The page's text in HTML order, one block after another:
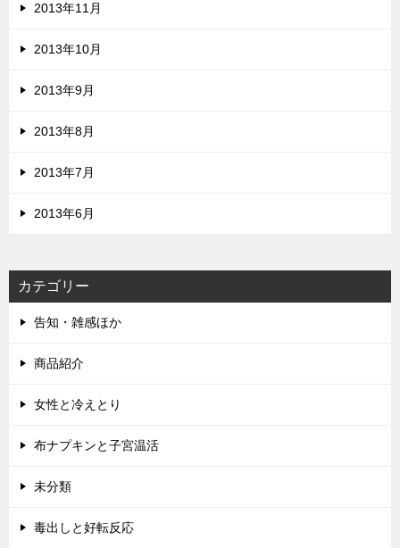
2013年11月
2013年10月
2013年9月
2013年8月
2013年7月
2013年6月
カテゴリー
告知・雑感ほか
商品紹介
女性と冷えとり
布ナプキンと子宮温活
未分類
毒出しと好転反応